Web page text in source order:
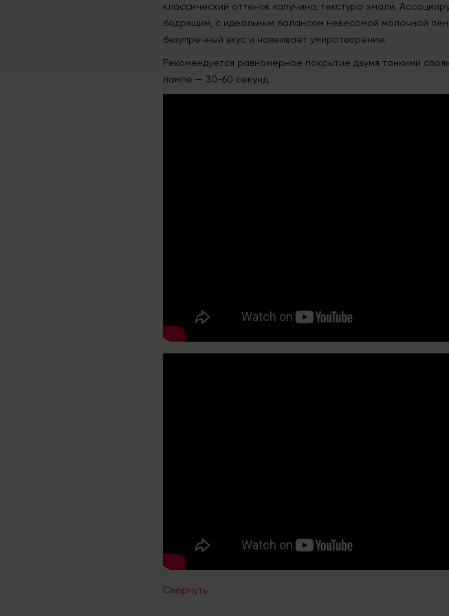
классический оттенок капучино, текстура эмали.
бодрящим, с идеальным балансом невесомой молочной
безупречный вкус и навеивает умиротворение.
Рекомендуется равномерное покрытие двумя тонкими
лампе — 30-60 секунд.
Свернуть